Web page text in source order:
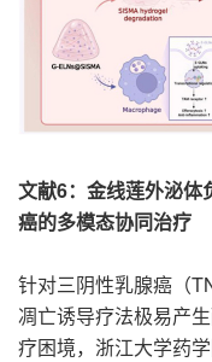
文献6：金线莲外泌
癌的多模态协同治疗
针对三阴性乳腺癌（
凋亡诱导疗法极易产
疗困境，浙江大学药